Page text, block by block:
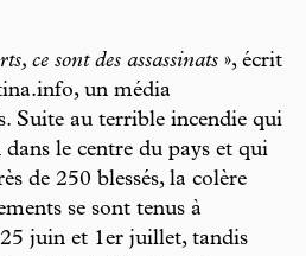
ce sont des assassinats », écrit
un média
Suite au terrible incendie qui
dans le centre du pays et qui
de 250 blessés, la colère
se sont tenus à
juin et 1er juillet, tandis